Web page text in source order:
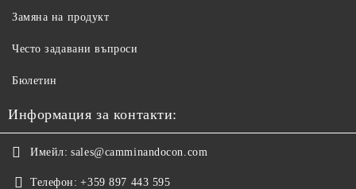
Замяна на продукт
Често задавани въпроси
Бюлетин
Информация за контакти:
Имейл: sales@camminandocon.com
Телефон: +359 897 443 595